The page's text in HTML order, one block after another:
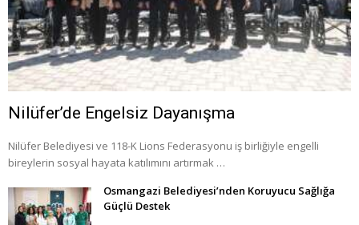
Nilüfer’de Engelsiz Dayanışma
Nilüfer Belediyesi ve 118-K Lions Federasyonu iş birliğiyle engelli
bireylerin sosyal hayata katılımını artırmak …
Osmangazi Belediyesi’nden Koruyucu Sağlığa
Güçlü Destek